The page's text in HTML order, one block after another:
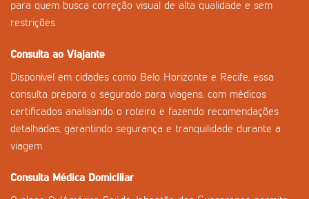
para quem busca correção visual de alta qualidade e sem
restrições.
Consulta ao Viajante
Disponível em cidades como Belo Horizonte e Recife, essa
consulta prepara o segurado para viagens, com médicos
certificados analisando o roteiro e fazendo recomendações
detalhadas, garantindo segurança e tranquilidade durante a
viagem.
Consulta Médica Domiciliar